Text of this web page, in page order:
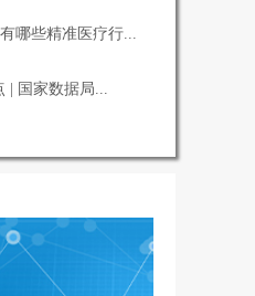
哪些精准医疗行...
| 国家数据局...